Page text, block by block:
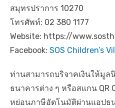
สมุทรปราการ 10270
โทรศัพท์: 02 380 1177
Website: https://
Facebook: SOS Children’s
ท่านสามารถบริจาคเงินให้มูล
ธนาคารต่าง ๆ หรือสแกน QR
หย่อนภาษีอัตโนมัติผ่านแอปธ